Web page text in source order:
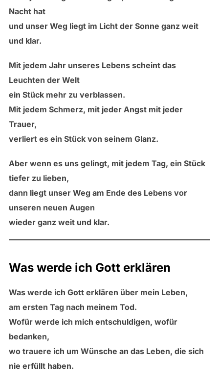
Nacht hat
und unser Weg liegt im Licht der Sonne ganz weit
und klar.
Mit jedem Jahr unseres Lebens scheint das
Leuchten der Welt
ein Stück mehr zu verblassen.
Mit jedem Schmerz, mit jeder Angst mit jeder
Trauer,
verliert es ein Stück von seinem Glanz.
Aber wenn es uns gelingt, mit jedem Tag, ein Stück
tiefer zu lieben,
dann liegt unser Weg am Ende des Lebens vor
unseren neuen Augen
wieder ganz weit und klar.
Was werde ich Gott erklären
Was werde ich Gott erklären über mein Leben,
am ersten Tag nach meinem Tod.
Wofür werde ich mich entschuldigen, wofür
bedanken,
wo trauere ich um Wünsche an das Leben, die sich
nie erfüllt haben.